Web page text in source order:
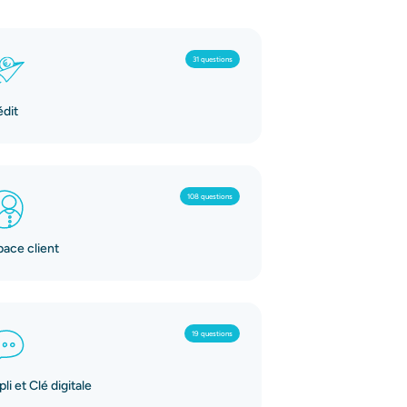
31 questions
108 questions
client
19 questions
et Clé digitale